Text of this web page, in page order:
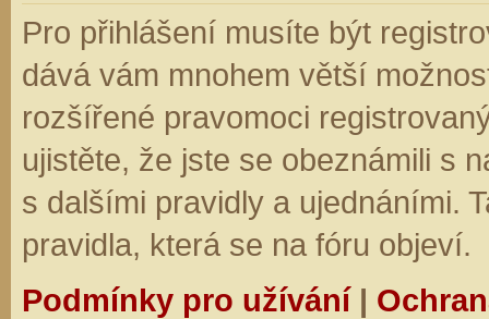
Pro přihlášení musíte být
dává vám mnohem větší
rozšířené pravomoci
ujistěte, že jste se obeznámili s
s dalšími pravidly a ujednáními.
pravidla, která se na fóru objeví.
Podmínky pro užívání|